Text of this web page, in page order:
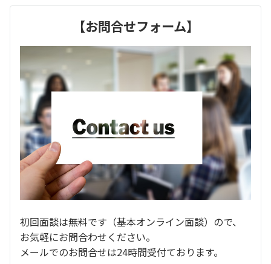
【お問合せフォーム】
初回面談は無料です（基本オンライン面談）ので、
お気軽にお問合わせください。
メールでのお問合せは24時間受付ております。